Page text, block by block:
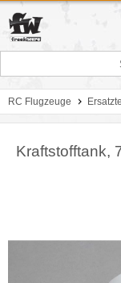
RC Flugzeuge
Kraftstofftank,